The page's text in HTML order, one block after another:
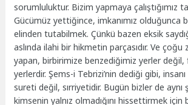
sorumluluktur. Bizim yapmaya çalıştığımız
Gücümüz yettiğince, imkanımız olduğunca
elinden tutabilmek. Çünkü bazen eksik
aslında ilahi bir hikmetin parçasıdır. Ve
yapan, birbirimize benzediğimiz yerler değil,
yerlerdir. Şems-i Tebrizi’nin dediği gibi, insanı
sureti değil, sırriyetidir. Bugün bizler de aynı
kimsenin yalnız olmadığını hissettirmek